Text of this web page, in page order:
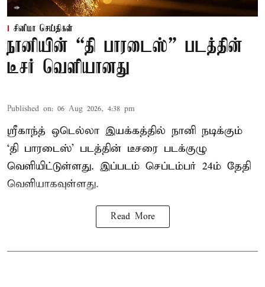
சினிமா செய்திகள்
நானியின் “தி பாரடைஸ்” படத்தின்
டீசர் வெளியானது
Published on: 06 Aug 2026, 4:38 pm
ஸ்ரீகாந்த் ஒடெல்லா இயக்கத்தில் நானி நடிக்கும்
‘தி பாரடைஸ்’ படத்தின் டீசரை படக்குழு
வெளியிட்டுள்ளது. இப்படம் செப்டம்பர் 24ம் தேதி
வெளியாகவுள்ளது.
Read More